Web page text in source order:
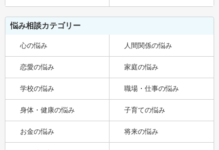
悩み相談カテゴリー
心の悩み 人間関係の悩み
恋愛の悩み 家庭の悩み
学校の悩み 職場・仕事の悩み
身体・健康の悩み 子育ての悩み
お金の悩み 将来の悩み